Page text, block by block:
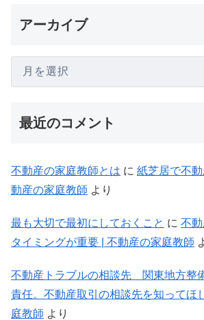
アーカイブ
最近のコメント
不動産の家庭教師とは に 紙芝居で不
動産の家庭教師 より
最も大切で最初にしておくこと に 不
タイミングが重要 | 不動産の家庭教師
不動産トラブルの相談先 関東地方整
責任。不動産取引の相談先を知ってほ
庭教師 より